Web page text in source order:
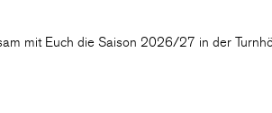
mit Euch die Saison 2026/27 in der